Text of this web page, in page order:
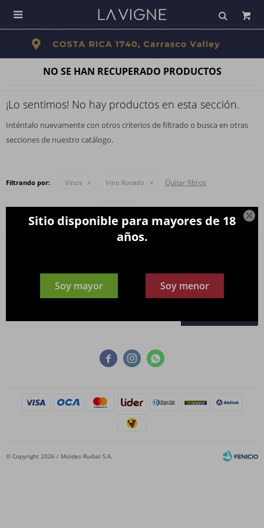

Sitio disponible para mayores de 18
años.
Soy mayor Soy menor

NO SE HAN RECUPERADO PRODUCTOS
¡Lo sentimos! No hay productos en esta sección.
Inténtalo nuevamente con otros criterios de filtrado o busca en otras
secciones de nuestro catálogo.
Filtrando por: Vinos Vino Rosado Quitar filtros
Te recomendamos quitar: Vinos
  
¡Suscribite y recibí todas nuestras novedades!
© Copyright 2026 / Moldes Ruibal S.A.